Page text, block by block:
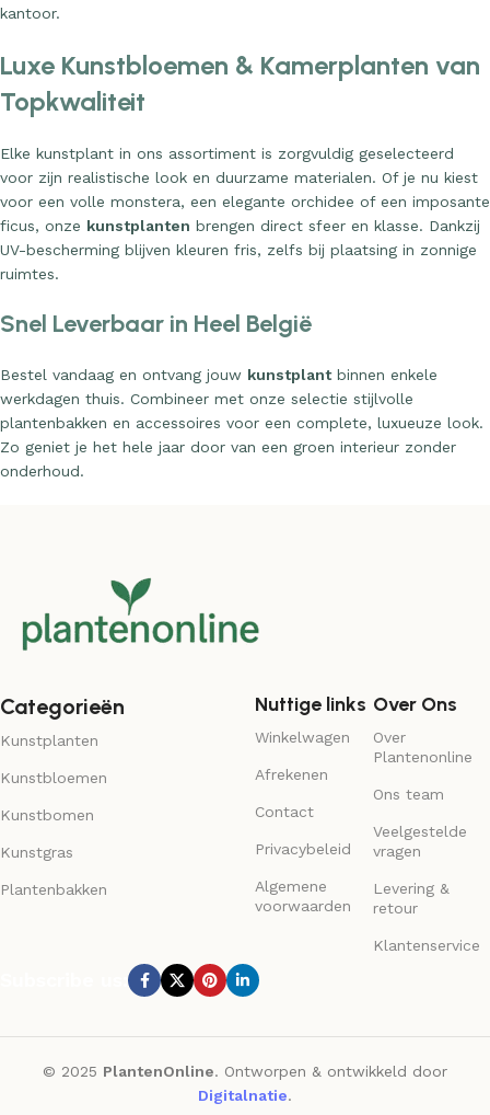
kantoor.
Luxe Kunstbloemen & Kamerplanten van
Topkwaliteit
Elke kunstplant in ons assortiment is zorgvuldig geselecteerd
voor zijn realistische look en duurzame materialen. Of je nu kiest
voor een volle monstera, een elegante orchidee of een imposante
ficus, onze kunstplanten brengen direct sfeer en klasse. Dankzij
UV-bescherming blijven kleuren fris, zelfs bij plaatsing in zonnige
ruimtes.
Snel Leverbaar in Heel België
Bestel vandaag en ontvang jouw kunstplantbinnen enkele
werkdagen thuis. Combineer met onze selectie stijlvolle
plantenbakken en accessoires voor een complete, luxueuze look.
Zo geniet je het hele jaar door van een groen interieur zonder
onderhoud.
Categorieën
Kunstplanten
Kunstbloemen
Kunstbomen
Kunstgras
Plantenbakken
Nuttige links
Winkelwagen
Afrekenen
Contact
Privacybeleid
Algemene
voorwaarden
Over Ons
Over
Plantenonline
Ons team
Veelgestelde
vragen
Levering &
retour
Klantenservice
© 2025 PlantenOnline. Ontworpen & ontwikkeld door
Digitalnatie.